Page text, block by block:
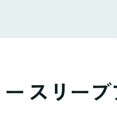
スリー